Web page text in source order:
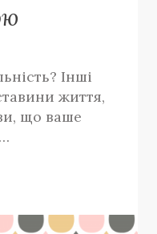
Інші
життя,
що ваше